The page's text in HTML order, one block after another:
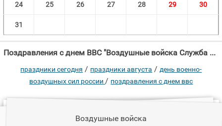
24 25 26 27 28 29 30
31
Поздравления с днем ВВС "Воздушные войска Служба у ребят нелегка."
праздники сегодня / праздники августа /день военно-
воздушных сил россии / поздравления с днем ввс
Воздушные войска